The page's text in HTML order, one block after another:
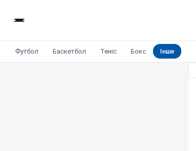
Футбол Баскетбол Теніс Бокс Інше